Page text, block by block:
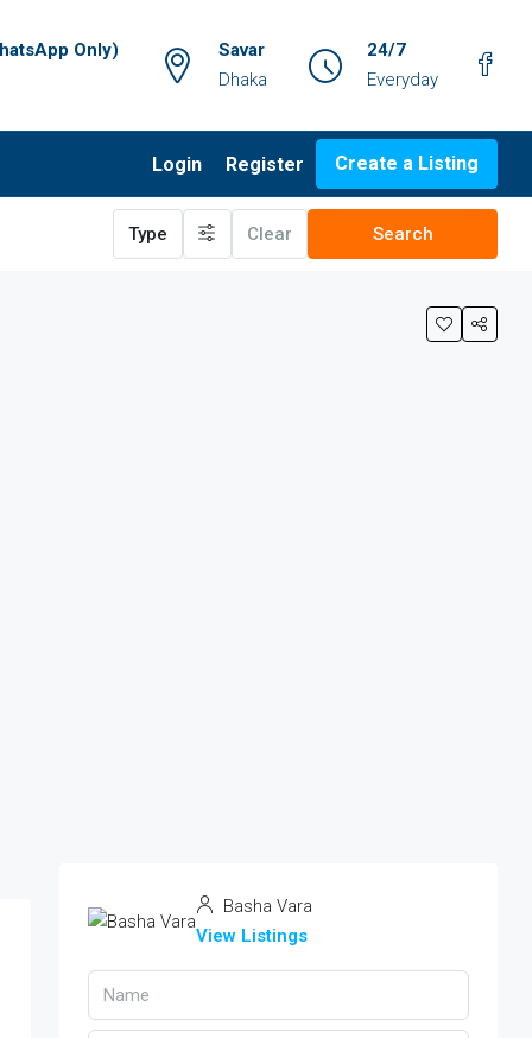
Only)
Savar
Dhaka
24/7
Everyday
Login Register Create a Listing
Type Clear Search
Basha Vara
View Listings